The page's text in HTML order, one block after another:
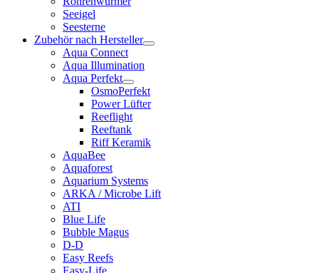
Seeigel
Seesterne
Zubehör nach Hersteller
Aqua Connect
Aqua Illumination
Aqua Perfekt
OsmoPerfekt
Power Lüfter
Reeflight
Reeftank
Riff Keramik
AquaBee
Aquaforest
Aquarium Systems
ARKA / Microbe Lift
ATI
Blue Life
Bubble Magus
D-D
Easy Reefs
Easy-Life